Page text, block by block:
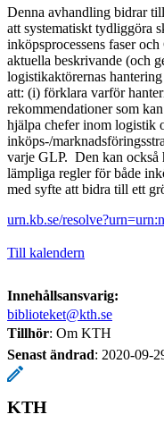
Denna avhandling bidrar
att systematiskt tydliggöra
inköpsprocessens faser
aktuella beskrivande (och
logistikaktörernas
att: (i) förklara varför
rekommendationer som
hjälpa chefer inom logistik
inköps-/
varje GLP. Den kan också
lämpliga regler för både
med syfte att bidra till ett
urn.kb.se/
Till kalendern
Innehållsansvarig:
biblioteket@kth.se
Tillhör: Om KTH
Senast ändrad: 2020-09-
KTH